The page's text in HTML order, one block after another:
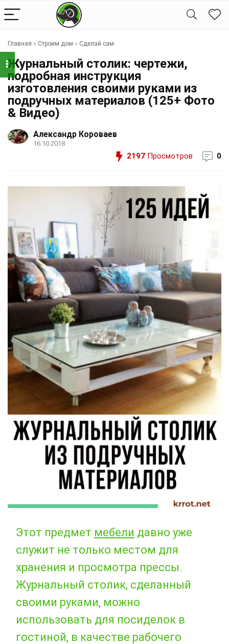
Главная » Строим дом » Сделай сам
Журнальный столик: чертежи,
подробная инструкция
изготовления своими руками из
подручных материалов (125+ Фото
& Видео)
Александр Короваев
16.10.2018
2197 Просмотров 0
Этот предмет мебели давно уже
служит не только местом для
хранения и просмотра прессы.
Журнальный столик, сделанный
своими руками, можно
использовать для посиделок в
гостиной, в качестве рабочего